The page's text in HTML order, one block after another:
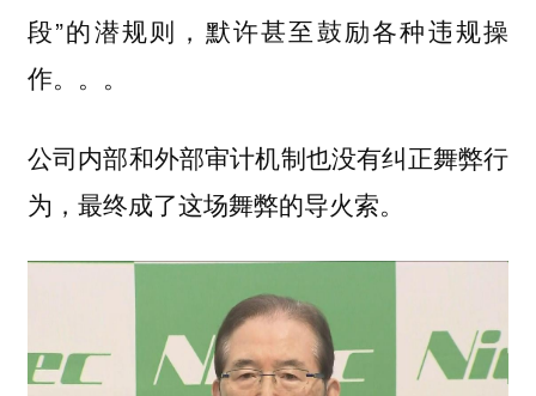
段”的潜规则，默许甚至鼓励各种违规操
作。。。
公司内部和外部审计机制也没有纠正舞弊行
为，最终成了这场舞弊的导火索。